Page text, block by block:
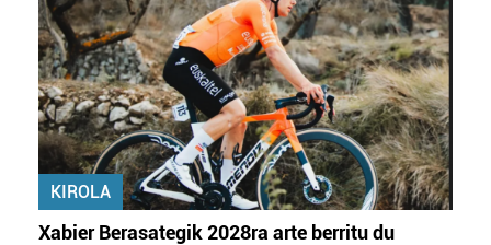
KIROLA
Xabier Berasategik 2028ra arte berritu du